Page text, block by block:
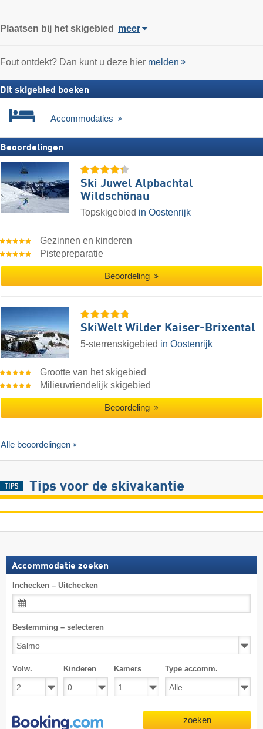
Plaatsen bij het skigebied meer
Fout ontdekt? Dan kunt u deze hier melden
Dit skigebied boeken
Accommodaties
Beoordelingen
Ski Juwel Alpbachtal
Wildschönau
Topskigebied in Oostenrijk
Gezinnen en kinderen
Pistepreparatie
Beoordeling
SkiWelt Wilder Kaiser-Brixental
5-sterrenskigebied in Oostenrijk
Grootte van het skigebied
Milieuvriendelijk skigebied
Beoordeling
Alle beoordelingen
Tips voor de skivakantie
Accommodatie zoeken
Inchecken – Uitchecken
Bestemming – selecteren
Volw. Kinderen Kamers Type accomm.
zoeken